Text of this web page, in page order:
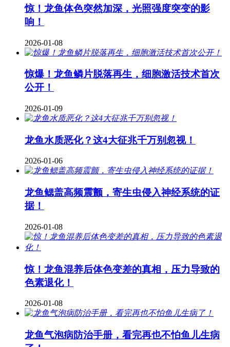
惊！龙鱼体色突然加深，光照强度突变的影
响！
2026-01-08
惊爆！龙鱼鳞片脱落再生，细胞激活技术首次
公开！
2026-01-09
龙鱼水质恶化？这4大征兆千万别忽视！
2026-01-06
龙鱼鳃盖高频震颤，寄生虫侵入神经系统的证
据！
2026-01-08
惊！龙鱼混养后体色变差的真相，压力导致的
色素退化！
2026-01-08
龙鱼气泡病防治手册，看完再也不怕鱼儿生病